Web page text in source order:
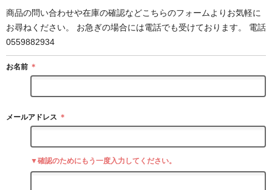
商品の問い合わせや在庫の確認などこちらのフォームよりお気軽に
お尋ねください。 お急ぎの場合には電話でも受けております。 電話
0559882934
お名前 ＊
メールアドレス ＊
▼確認のためにもう一度入力してください。